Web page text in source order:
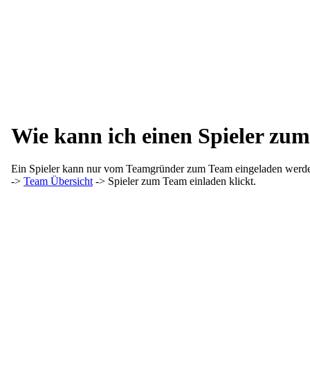
Wie kann ich einen Spieler
Ein Spieler kann nur vom Teamgründer zum Team eingeladen
-> Team Übersicht -> Spieler zum Team einladen klickt.